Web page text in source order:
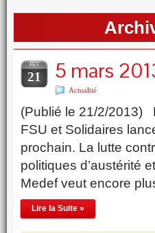
FÉV
21 5 mars
Actualité
(Publié le 21/2/2013)
FSU et Solidaires
prochain. La lutte
politiques d’austérité
Medef veut encore
Lire la Suite »